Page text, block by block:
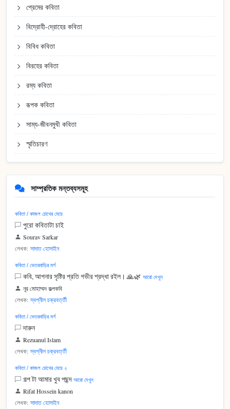
প্রেমের কবিতা
বিদ্রোহী-দ্রোহের কবিতা
বিবিধ কবিতা
বিরহের কবিতা
রম্য কবিতা
রূপক কবিতা
সাম্য-জীবনমুখী কবিতা
স্মৃতিচারণ
সাম্প্রতিক মন্তব্যসমূহ
কবিতা / কাজল চোখের মেয়ে
পুরো কবিতাটা চাই
Sourav Sarkar
লেখক: সাদাত হোসাইন
কবিতা / ভেতরবাড়ির মর্গ
কবি, আপনার সৃষ্টির প্রতি গভীর শ্রদ্ধা রইল। 🙏🌿 আরো দেখুন
নূর মোহাম্মদ কল্পকবি
লেখক: স্বপ্নীল চক্রবর্ত্তী
কবিতা / ভেতরবাড়ির মর্গ
দারুন
Rezuanul Islam
লেখক: স্বপ্নীল চক্রবর্ত্তী
কবিতা / কাজল চোখের মেয়ে ২
গল্প টা আমার খুব পছন্দ আরো দেখুন
Rifat Hossein kanon
লেখক: সাদাত হোসাইন